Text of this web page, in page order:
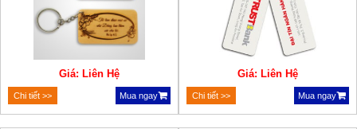
Giá: Liên Hệ
Chi tiết >> Mua ngay
Giá: Liên Hệ
Chi tiết >> Mua ngay